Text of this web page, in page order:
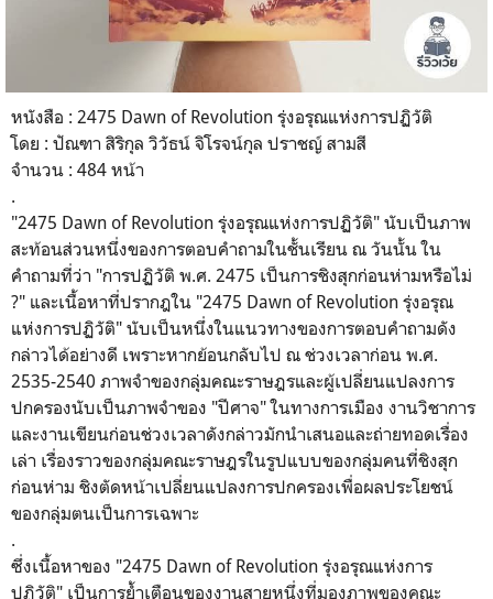
หนังสือ : 2475 Dawn of Revolution รุ่งอรุณแห่งการปฏิวัติ
โดย : ปัณฑา สิริกุล วิวัธน์ จิโรจน์กุล ปราชญ์ สามสี
จำนวน : 484 หน้า
.
"2475 Dawn of Revolution รุ่งอรุณแห่งการปฏิวัติ" นับเป็นภาพ
สะท้อนส่วนหนึ่งของการตอบคำถามในชั้นเรียน ณ วันนั้น ใน
คำถามที่ว่า "การปฏิวัติ พ.ศ. 2475 เป็นการชิงสุกก่อนห่ามหรือไม่
?" และเนื้อหาที่ปรากฎใน "2475 Dawn of Revolution รุ่งอรุณ
แห่งการปฏิวัติ" นับเป็นหนึ่งในแนวทางของการตอบคำถามดัง
กล่าวได้อย่างดี เพราะหากย้อนกลับไป ณ ช่วงเวลาก่อน พ.ศ.
2535-2540 ภาพจำของกลุ่มคณะราษฎรและผู้เปลี่ยนแปลงการ
ปกครองนับเป็นภาพจำของ "ปีศาจ" ในทางการเมือง งานวิชาการ
และงานเขียนก่อนช่วงเวลาดังกล่าวมักนำเสนอและถ่ายทอดเรื่อง
เล่า เรื่องราวของกลุ่มคณะราษฎรในรูปแบบของกลุ่มคนที่ชิงสุก
ก่อนห่าม ชิงตัดหน้าเปลี่ยนแปลงการปกครองเพื่อผลประโยชน์
ของกลุ่มตนเป็นการเฉพาะ
.
ซึ่งเนื้อหาของ "2475 Dawn of Revolution รุ่งอรุณแห่งการ
ปฏิวัติ" เป็นการย้ำเตือนของงานสายหนึ่งที่มองภาพของคณะ